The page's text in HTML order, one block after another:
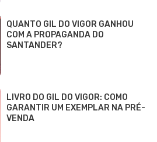
QUANTO GIL DO VIGOR GANHOU
COM A PROPAGANDA DO
SANTANDER?
LIVRO DO GIL DO VIGOR: COMO
GARANTIR UM EXEMPLAR NA PRÉ-
VENDA